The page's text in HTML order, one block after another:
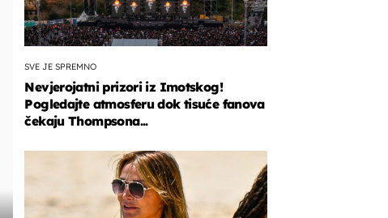
SVE JE SPREMNO
Nevjerojatni prizori iz Imotskog!
Pogledajte atmosferu dok tisuće fanova
čekaju Thompsona...